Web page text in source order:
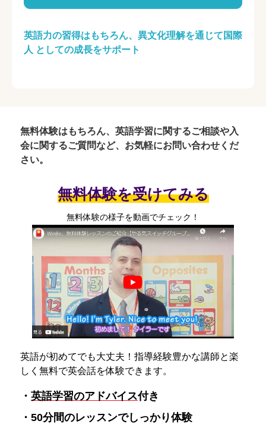
英語力の習得はもちろん、異文化理解を通じて国際
人 としての成長をサポート
無料体験はもちろん、英語学習に関するご相談や入
会に関するご質問など、お気軽にお問い合わせくだ
さい。
無料体験を受けてみる
無料体験の様子を動画でチェック！
英語が初めてでも大丈夫！指導経験豊かな講師と楽
しく無料で英会話を体験できます。
・ 英語学習のアドバイス付き
・50分間のレッスンでしっかり体験